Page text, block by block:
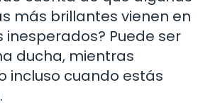
más brillantes vienen en
Puede ser
ducha, mientras
incluso cuando estás